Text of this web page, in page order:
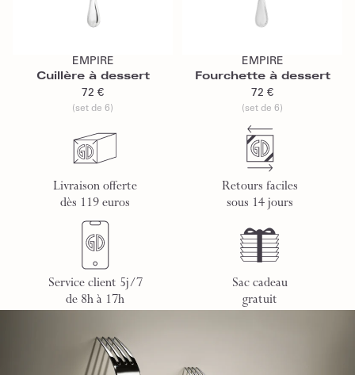
EMPIRE
Cuillère à dessert
72 €
(set de 6)
EMPIRE
Fourchette à dessert
72 €
(set de 6)
Livraison offerte
dès 119 euros
Retours faciles
sous 14 jours
Service client 5j/7
de 8h à 17h
Sac cadeau
gratuit